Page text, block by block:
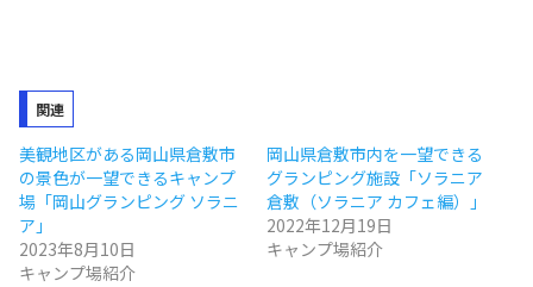
関連
美観地区がある岡山県倉敷市
の景色が一望できるキャンプ
場「岡山グランピング ソラニ
ア」
2023年8月10日
キャンプ場紹介
岡山県倉敷市内を一望できる
グランピング施設「ソラニア
倉敷（ソラニア カフェ編）」
2022年12月19日
キャンプ場紹介